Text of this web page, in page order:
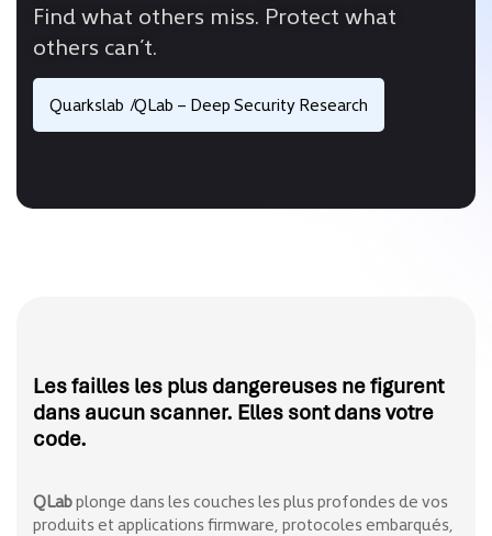
Find what others miss. Protect what
others can’t.
Quarkslab QLab – Deep Security Research
Les failles les plus dangereuses ne figurent
dans aucun scanner. Elles sont dans votre
code.
QLabplonge dans les couches les plus profondes de vos
produits et applications firmware, protocoles embarqués,